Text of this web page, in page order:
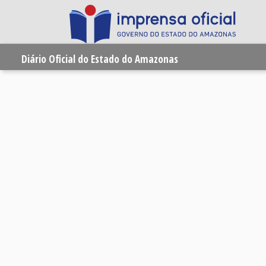
Diário Oficial do Estado do Amazonas